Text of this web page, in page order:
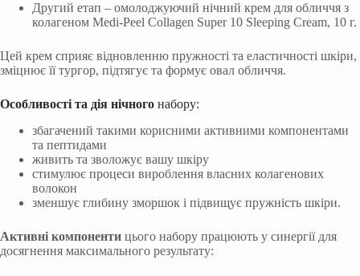
Другий етап – омолоджуючий нічний крем для обличчя з
колагеном Medi-Peel Collagen Super 10 Sleeping Cream, 10 г.
Цей крем сприяє відновленню пружності та еластичності шкіри,
зміцнює її тургор, підтягує та формує овал обличчя.
Особливості та дія нічного набору:
збагачений такими корисними активними компонентами
та пептидами
живить та зволожує вашу шкіру
стимулює процеси вироблення власних колагенових
волокон
зменшує глибину зморшок і підвищує пружність шкіри.
Активні компоненти цього набору працюють у синергії для
досягнення максимального результату: